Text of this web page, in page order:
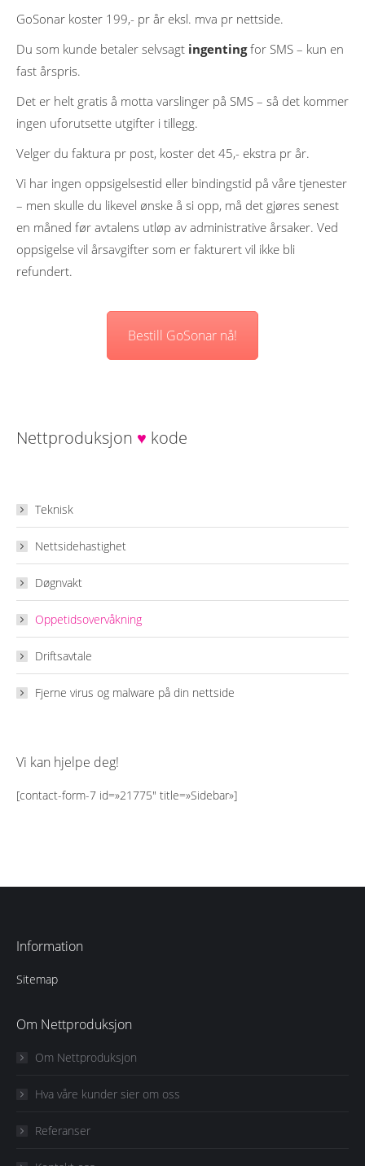
GoSonar koster 199,- pr år eksl. mva pr nettside.
Du som kunde betaler selvsagt ingentingfor SMS – kun en
fast årspris.
Det er helt gratis å motta varslinger på SMS – så det kommer
ingen uforutsette utgifter i tillegg.
Velger du faktura pr post, koster det 45,- ekstra pr år.
Vi har ingen oppsigelsestid eller bindingstid på våre tjenester
– men skulle du likevel ønske å si opp, må det gjøres senest
en måned før avtalens utløp av administrative årsaker. Ved
oppsigelse vil årsavgifter som er fakturert vil ikke bli
refundert.
Bestill GoSonar nå!
Nettproduksjon ♥ kode
Teknisk
Nettsidehastighet
Døgnvakt
Oppetidsovervåkning
Driftsavtale
Fjerne virus og malware på din nettside
Vi kan hjelpe deg!
[contact-form-7 id=»21775″ title=»Sidebar»]
Information
Sitemap
Om Nettproduksjon
Om Nettproduksjon
Hva våre kunder sier om oss
Referanser